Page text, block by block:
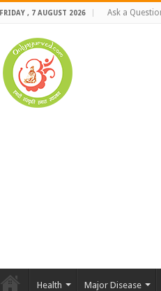
FRIDAY , 7 AUGUST 2026 Ask a
Health Major Disease